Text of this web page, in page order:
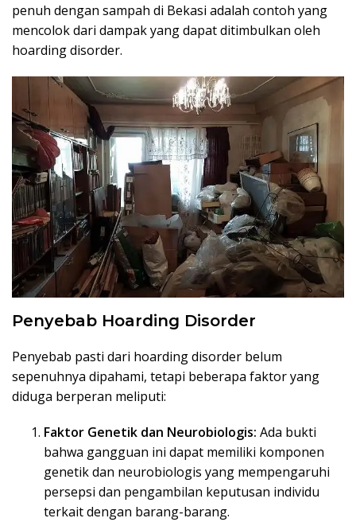
penuh dengan sampah di Bekasi adalah contoh yang
mencolok dari dampak yang dapat ditimbulkan oleh
hoarding disorder.
Penyebab Hoarding Disorder
Penyebab pasti dari hoarding disorder belum
sepenuhnya dipahami, tetapi beberapa faktor yang
diduga berperan meliputi:
Faktor Genetik dan Neurobiologis: Ada bukti
bahwa gangguan ini dapat memiliki komponen
genetik dan neurobiologis yang mempengaruhi
persepsi dan pengambilan keputusan individu
terkait dengan barang-barang.